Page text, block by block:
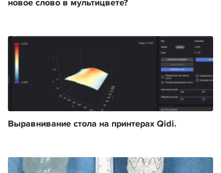
новое слово в мультицвете?
Выравнивание стола на принтерах Qidi.